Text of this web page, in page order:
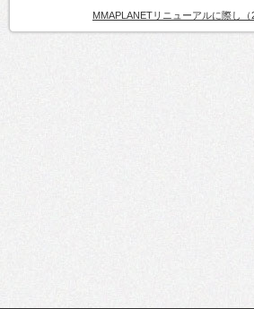
MMAPLANETリニューアルに際し（